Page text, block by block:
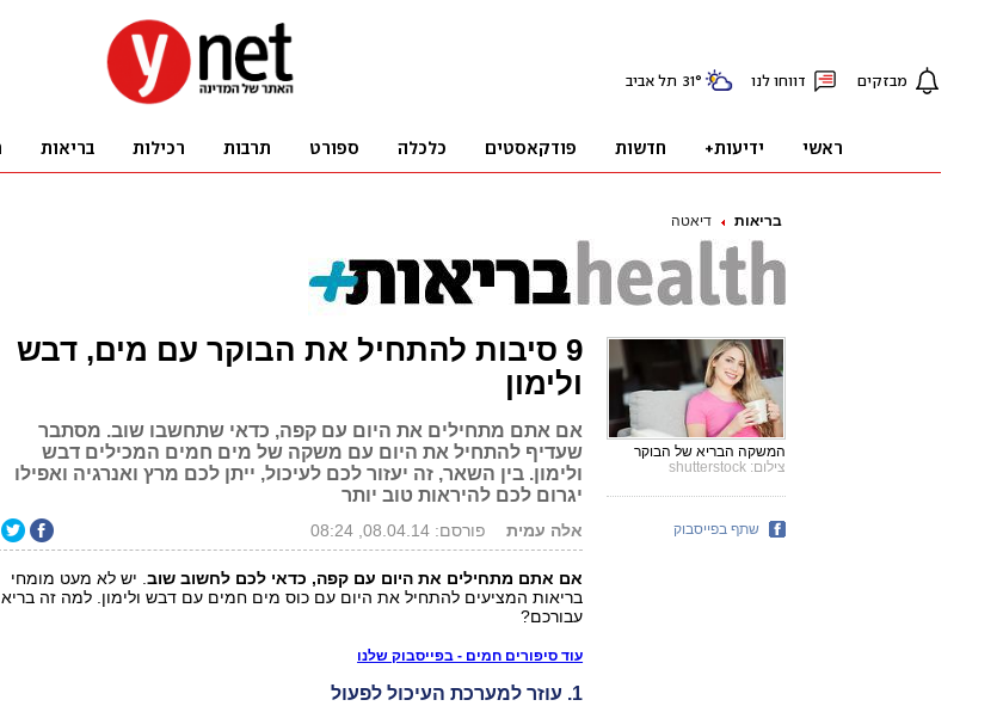
בריאות דיאטה
9 סיבות להתחיל את הבוקר עם מים, דבש
ולימון
אם אתם מתחילים את היום עם קפה, כדאי שתחשבו שוב. מסתבר
שעדיף להתחיל את היום עם משקה של מים חמים המכילים דבש
ולימון. בין השאר, זה יעזור לכם לעיכול, ייתן לכם מרץ ואנרגיה ואפילו
יגרום לכם להיראות טוב יותר
אלה עמית פורסם: 08.04.14, 08:24
אם אתם מתחילים את היום עם קפה, כדאי לכם לחשוב שוב. יש לא מעט מומחי
בריאות המציעים להתחיל את היום עם כוס מים חמים עם דבש ולימון. למה זה בריא
עבורכם?
עוד סיפורים חמים - בפייסבוק שלנו
1. עוזר למערכת העיכול לפעול
המשקה הבריא של הבוקר
צילום: shutterstock
שתף בפייסבוק